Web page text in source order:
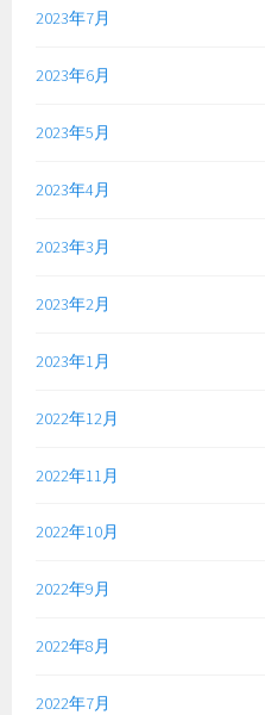
2023年7月
2023年6月
2023年5月
2023年4月
2023年3月
2023年2月
2023年1月
2022年12月
2022年11月
2022年10月
2022年9月
2022年8月
2022年7月